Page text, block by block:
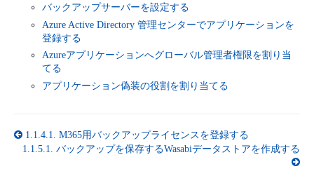
サポート
管理機能
モニタリング/監査
サポート
すべてのメニューを見る
ネットワーク
IoT
サポート
■ セットアップガイド
- 新規お申し込み方法
- ユーザー機能の管理
- セキュリティ・監査
- データと分析
- マルチクラウド利用
サービス稼働状況
故障/メンテナンス履歴
定期メンテナンス
パートナー
協業パートナー
脱炭素化
バックアップサーバーを設定する
Azure Active Directory 管理センターでアプリケーションを
登録する
Azureアプリケーションへグローバル管理者権限を割り当
てる
アプリケーション偽装の役割を割り当てる
1.1.4.1. M365用バックアップライセンスを登録する
1.1.5.1. バックアップを保存するWasabiデータストアを作成する